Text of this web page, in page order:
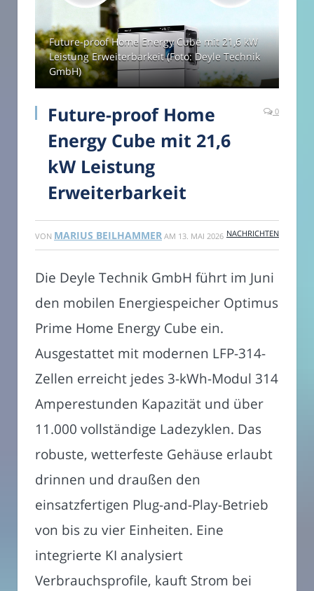
Future-proof Home Energy Cube mit 21,6 kW
Leistung Erweiterbarkeit (Foto: Deyle Technik
GmbH)
Future-proof Home
Energy Cube mit 21,6
kW Leistung
Erweiterbarkeit
0
VON MARIUS BEILHAMMER AM 13. MAI 2026 NACHRICHTEN
Die Deyle Technik GmbH führt im Juni
den mobilen Energiespeicher Optimus
Prime Home Energy Cube ein.
Ausgestattet mit modernen LFP-314-
Zellen erreicht jedes 3-kWh-Modul 314
Amperestunden Kapazität und über
11.000 vollständige Ladezyklen. Das
robuste, wetterfeste Gehäuse erlaubt
drinnen und draußen den
einsatzfertigen Plug-and-Play-Betrieb
von bis zu vier Einheiten. Eine
integrierte KI analysiert
Verbrauchsprofile, kauft Strom bei